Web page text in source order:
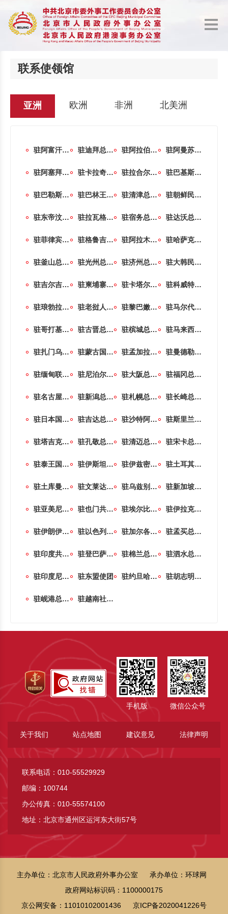
联系使领馆
亚洲 欧洲 非洲 北美洲
驻阿富汗伊斯兰共和国大使馆 驻迪拜总领事馆（阿联酋） 驻阿拉伯联合酋长国大使馆 驻阿曼苏丹国大使馆
驻阿塞拜疆共和国大使馆 驻卡拉奇总领事馆（巴基斯坦） 驻拉合尔总领事馆（巴基斯坦） 驻巴基斯坦伊斯兰共和国大使馆
驻巴勒斯坦国办事处 驻巴林王国大使馆 驻清津总领事馆（朝鲜） 驻朝鲜民主主义人民共和国大使馆
驻东帝汶民主共和国大使馆 驻拉瓦格领事馆（菲律宾） 驻宿务总领事馆（菲律宾） 驻达沃总领事馆（菲律宾）
驻菲律宾共和国大使馆 驻格鲁吉亚大使馆 驻阿拉木图总领事馆（哈萨克斯坦） 驻哈萨克斯坦共和国大使馆
驻釜山总领事馆（韩国） 驻光州总领事馆（韩国） 驻济州总领事馆（韩国） 驻大韩民国大使馆
驻吉尔吉斯共和国大使馆 驻柬埔寨王国大使馆 驻卡塔尔国大使馆 驻科威特国大使馆
驻琅勃拉邦总领事馆（老挝） 驻老挝人民民主共和国大使馆 驻黎巴嫩共和国大使馆 驻马尔代夫共和国大使馆
驻哥打基纳巴卢总领事馆（马来西亚） 驻古晋总领事馆（马来西亚） 驻槟城总领事馆（马来西亚） 驻马来西亚大使馆
驻扎门乌德总领事馆（蒙古） 驻蒙古国大使馆 驻孟加拉人民共和国大使馆 驻曼德勒总领事馆（缅甸）
驻缅甸联邦共和国大使馆 驻尼泊尔大使馆 驻大阪总领事馆（日本） 驻福冈总领事馆（日本）
驻名古屋总领事馆（日本） 驻新潟总领事馆（日本） 驻札幌总领事馆（日本） 驻长崎总领事馆（日本）
驻日本国大使馆 驻吉达总领事馆（沙特阿拉伯） 驻沙特阿拉伯王国大使馆 驻斯里兰卡民主社会主义共和国大使馆
驻塔吉克斯坦共和国大使馆 驻孔敬总领事馆（泰国） 驻清迈总领事馆（泰国） 驻宋卡总领事馆（泰国）
驻泰王国大使馆 驻伊斯坦布尔总领事馆（土耳其） 驻伊兹密尔总领事馆（暂时闭馆） 驻土耳其共和国大使馆
驻土库曼斯坦大使馆 驻文莱达鲁萨兰国大使馆 驻乌兹别克斯坦共和国大使馆 驻新加坡共和国大使馆
驻亚美尼亚共和国大使馆 驻也门共和国大使馆 驻埃尔比勒总领事馆（伊拉克） 驻伊拉克共和国大使馆
驻伊朗伊斯兰共和国大使馆 驻以色列国大使馆 驻加尔各答总领事馆（印度） 驻孟买总领事馆（印度）
驻印度共和国大使馆 驻登巴萨总领事馆（印度尼西亚） 驻棉兰总领事馆（印度尼西亚） 驻泗水总领事馆（印度尼西亚）
驻印度尼西亚共和国大使馆 驻东盟使团 驻约旦哈希姆王国大使馆 驻胡志明市总领事馆（越南）
驻岘港总领事馆（越南） 驻越南社会主义共和国大使馆
手机版 微信公众号
关于我们 站点地图 建议意见 法律声明
联系电话：010-55529929
邮编：100744
办公传真：010-55574100
地址：北京市通州区运河东大街57号
主办单位：北京市人民政府外事办公室
承办单位：环球网
政府网站标识码：1100000175
京公网安备：11010102001436
京ICP备2020041226号